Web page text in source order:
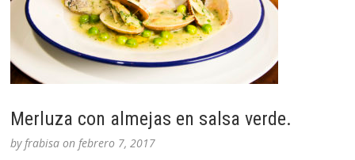
Merluza con almejas en salsa verde.
byfrabisa onfebrero 7, 2017